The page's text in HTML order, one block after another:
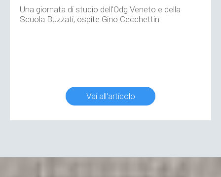
Una giornata di studio dell'Odg Veneto e della
Scuola Buzzati, ospite Gino Cecchettin
Vai all'articolo